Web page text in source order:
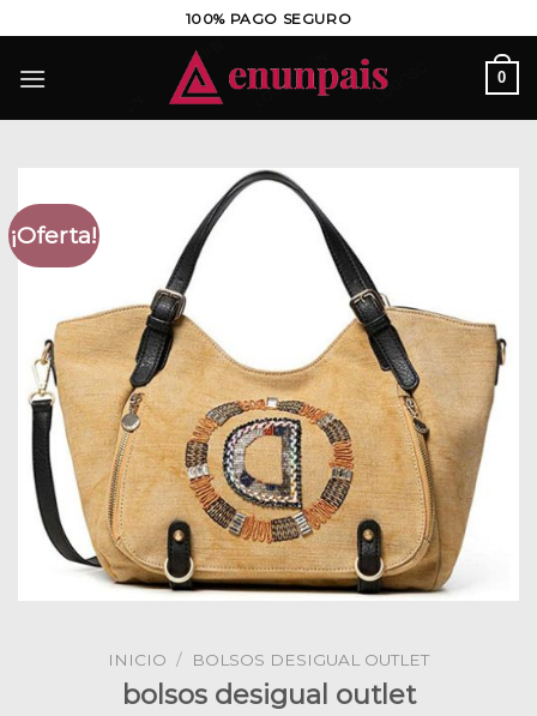
al
contenido
100% PAGO SEGURO
0
¡Oferta!
INICIO / BOLSOS DESIGUAL OUTLET
bolsos desigual outlet